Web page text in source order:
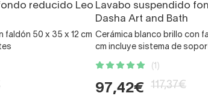
reducido Leo
faldón 50 x 35 x 12 cm
Lavabo suspendido
Dasha Art and Bath
Cerámica blanco brillo con
cm incluye sistema de
(1)
97,42€ 117,37€